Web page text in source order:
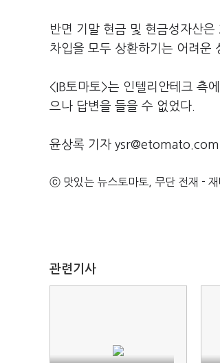
반면 기말 현금 및 현금성자산
차입을 모두 상환하기는 어려운
<IB토마토>는 인텔리안테크 측
으나 답변을 들을 수 없었다.
윤상록 기자 ysr@etomato.com
ⓒ 맛있는 뉴스토마토, 무단 전재 - 재
관련기사